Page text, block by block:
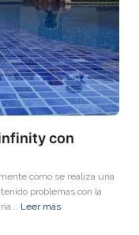
con
como se realiza una
problemas con la
Leer más